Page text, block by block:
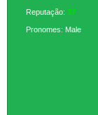
Reputação: 37
Pronomes: Male